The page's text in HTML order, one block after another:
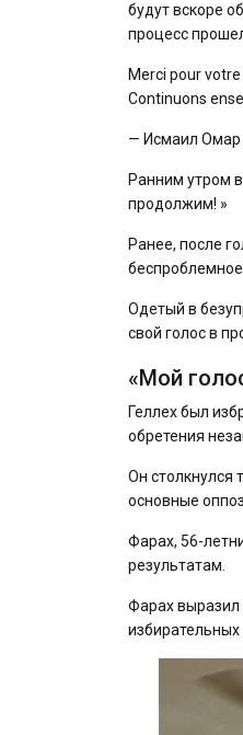
будут вскоре
процесс
Merci pour
Continuons
— Исмаил Омар
Ранним утром
продолжим! »
Ранее, после
Одетый в
свой голос в
«Мой
Геллех был
обретения
Он столкнулся
основные
Фарах, 56-
результатам.
Фарах выразил
избирательных